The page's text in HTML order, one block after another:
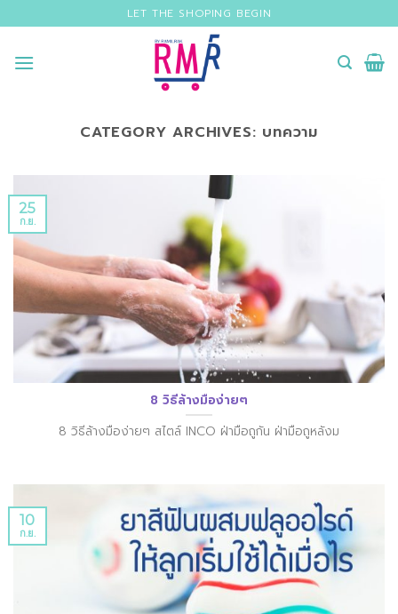
to
content
LET THE SHOPING BEGIN
CATEGORY ARCHIVES: บทความ
8 วิธีล้างมือง่ายๆ
8 วิธีล้างมือง่ายๆ สไตล์ INCO ฝ่ามือถูกัน ฝ่ามือถูหลังม
25
ก.ย.
10
ก.ย.